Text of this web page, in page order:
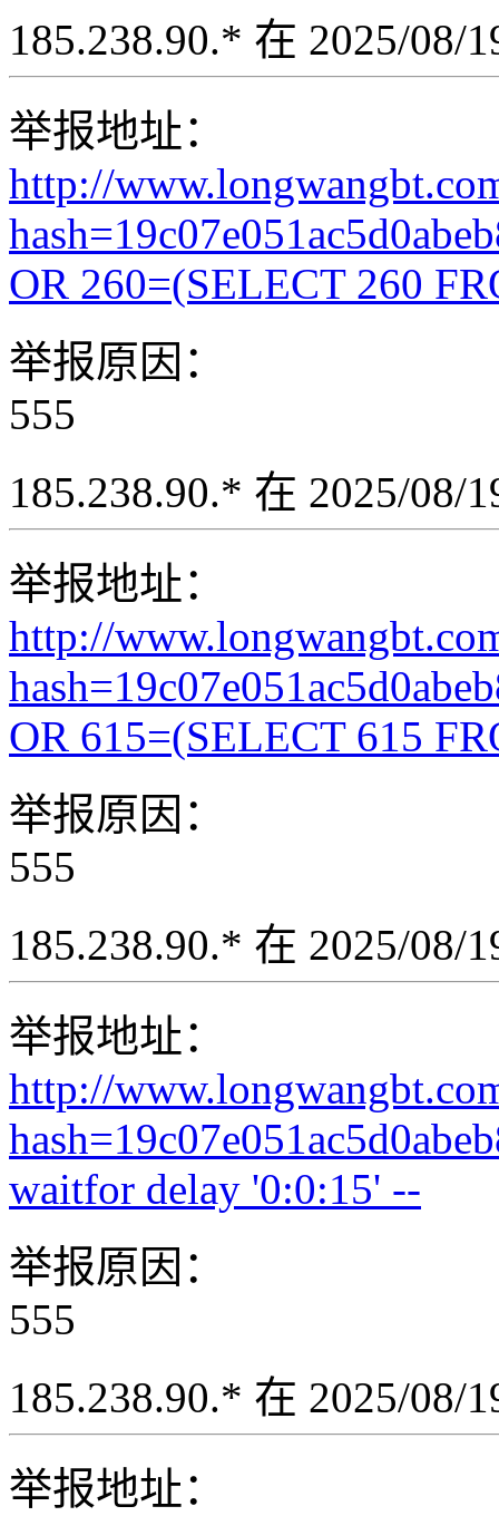
185.238.90.* 在 2025/08/
举报地址：
http://
OR 260=(SELECT 260
举报原因：
555
185.238.90.* 在 2025/08/
举报地址：
http://
OR 615=(SELECT 615
举报原因：
555
185.238.90.* 在 2025/08/
举报地址：
http://
waitfor delay '0:0:15' --
举报原因：
555
185.238.90.* 在 2025/08/
举报地址：